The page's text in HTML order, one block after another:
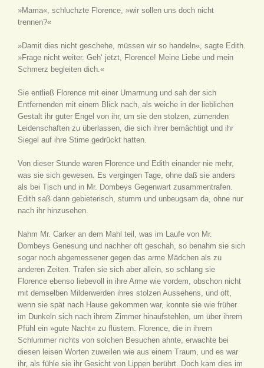
»Mama«, schluchzte Florence, »wir sollen uns doch nicht
trennen?«
»Damit dies nicht geschehe, müssen wir so handeln«, sagte Edith.
»Frage nicht weiter. Geh‘ jetzt, Florence! Meine Liebe und mein
Schmerz begleiten dich.«
Sie entließ Florence mit einer Umarmung und sah der sich
Entfernenden mit einem Blick nach, als weiche in der lieblichen
Gestalt ihr guter Engel von ihr, um sie den stolzen, zürnenden
Leidenschaften zu überlassen, die sich ihrer bemächtigt und ihr
Siegel auf ihre Stirne gedrückt hatten.
Von dieser Stunde waren Florence und Edith einander nie mehr,
was sie sich gewesen. Es vergingen Tage, ohne daß sie anders
als bei Tisch und in Mr. Dombeys Gegenwart zusammentrafen.
Edith saß dann gebieterisch, stumm und unbeugsam da, ohne nur
nach ihr hinzusehen.
Nahm Mr. Carker an dem Mahl teil, was im Laufe von Mr.
Dombeys Genesung und nachher oft geschah, so benahm sie sich
sogar noch abgemessener gegen das arme Mädchen als zu
anderen Zeiten. Trafen sie sich aber allein, so schlang sie
Florence ebenso liebevoll in ihre Arme wie vordem, obschon nicht
mit demselben Milderwerden ihres stolzen Aussehens, und oft,
wenn sie spät nach Hause gekommen war, konnte sie wie früher
im Dunkeln sich nach ihrem Zimmer hinaufstehlen, um über ihrem
Pfühl ein »gute Nacht« zu flüstern. Florence, die in ihrem
Schlummer nichts von solchen Besuchen ahnte, erwachte bei
diesen leisen Worten zuweilen wie aus einem Traum, und es war
ihr, als fühle sie ihr Gesicht von Lippen berührt. Doch kam dies im